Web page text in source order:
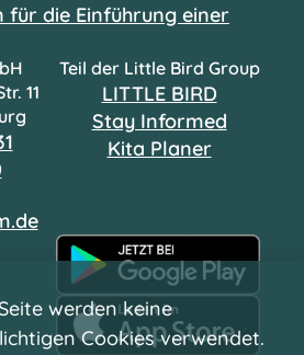
11
Teil der Little Bird Group
LITTLE BIRD
Stay Informed
Kita Planer
die Einführung einer
werden keine
Cookies verwendet.